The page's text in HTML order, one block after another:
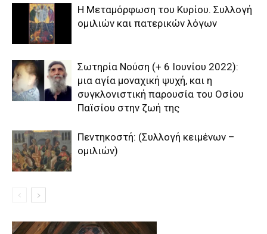
Η Μεταμόρφωση του Κυρίου. Συλλογή
ομιλιών και πατερικών λόγων
Σωτηρία Νούση (+ 6 Ιουνίου 2022):
μια αγία μοναχική ψυχή, και η
συγκλονιστική παρουσία του Οσίου
Παϊσίου στην ζωή της
Πεντηκοστή: (Συλλογή κειμένων –
ομιλιών)